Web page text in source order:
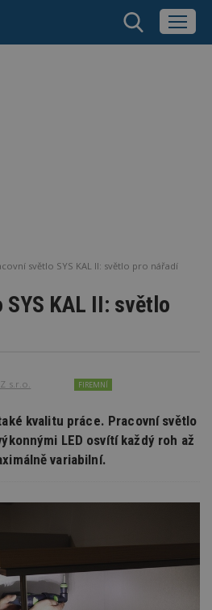
světlo SYS KAL II: světlo pro nářadí
KAL II: světlo
s.r.o. FIREMNÍ
kvalitu práce. Pracovní světlo
LED osvítí každý roh až
variabilní.